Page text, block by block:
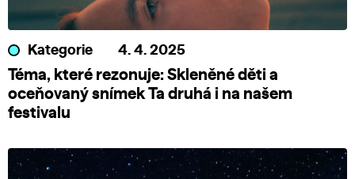
Kategorie 4. 4. 2025
Téma, které rezonuje: Skleněné děti a
oceňovaný snímek Ta druhá i na našem
festivalu